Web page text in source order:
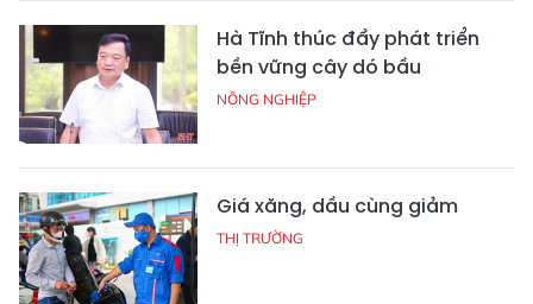
Hà Tĩnh thúc đẩy phát triển
bền vững cây dó bầu
NÔNG NGHIỆP
Giá xăng, dầu cùng giảm
THỊ TRƯỜNG